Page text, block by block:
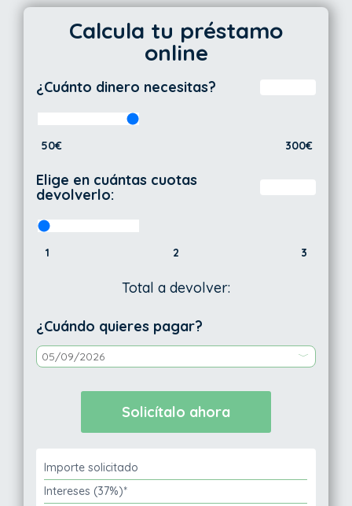
Calcula tu préstamo
online
¿Cuánto dinero necesitas?
50€ 300€
Elige en cuántas cuotas
devolverlo:
1 2 3
Total a devolver:
¿Cuándo quieres pagar?
Importe solicitado
Intereses (37%)*